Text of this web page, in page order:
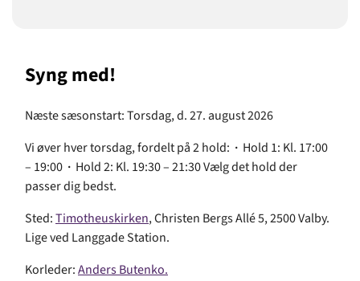
Syng med!
Næste sæsonstart: Torsdag, d. 27. august 2026
Vi øver hver torsdag, fordelt på 2 hold: · Hold 1: Kl. 17:00
– 19:00 · Hold 2: Kl. 19:30 – 21:30 Vælg det hold der
passer dig bedst.
Sted:Timotheuskirken, Christen Bergs Allé 5, 2500 Valby.
Lige ved Langgade Station.
Korleder:Anders Butenko.